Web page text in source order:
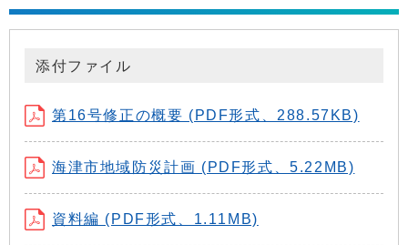
添付ファイル
第16号修正の概要 (PDF形式、288.57KB)
海津市地域防災計画 (PDF形式、5.22MB)
資料編 (PDF形式、1.11MB)